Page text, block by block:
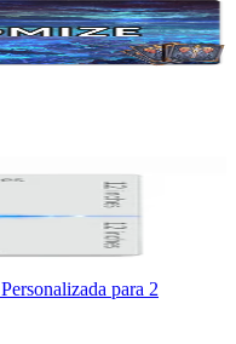
para 2